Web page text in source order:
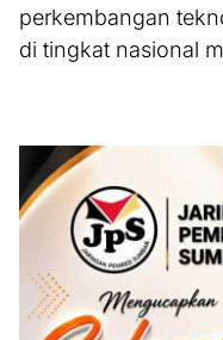
perkembangan
di tingkat nasional